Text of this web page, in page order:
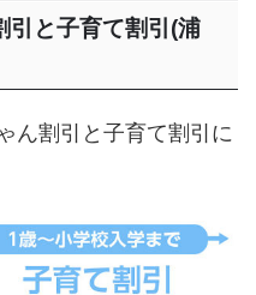
引と子育て割引(浦
ん割引と子育て割引に